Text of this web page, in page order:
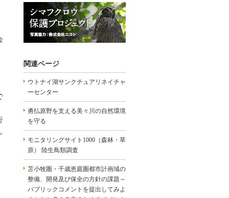
関連ページ
ウトナイ湖サンクチュアリネイチャ
ーセンター
勇払原野を支える美々川の自然環境
を守る
モニタリングサイト1000（森林・草
原） 陸生鳥類調査
苫小牧圏・千歳恵庭圏都市計画域の
整備、開発及び保全の方針の課題～
パブリックコメントを提出してみよ